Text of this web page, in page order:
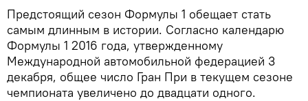
Предстоящий сезон Формулы 1 обещает стать
самым длинным в истории. Согласно календарю
Формулы 1 2016 года, утвержденному
Международной автомобильной федерацией 3
декабря, общее число Гран При в текущем сезоне
чемпионата увеличено до двадцати одного.